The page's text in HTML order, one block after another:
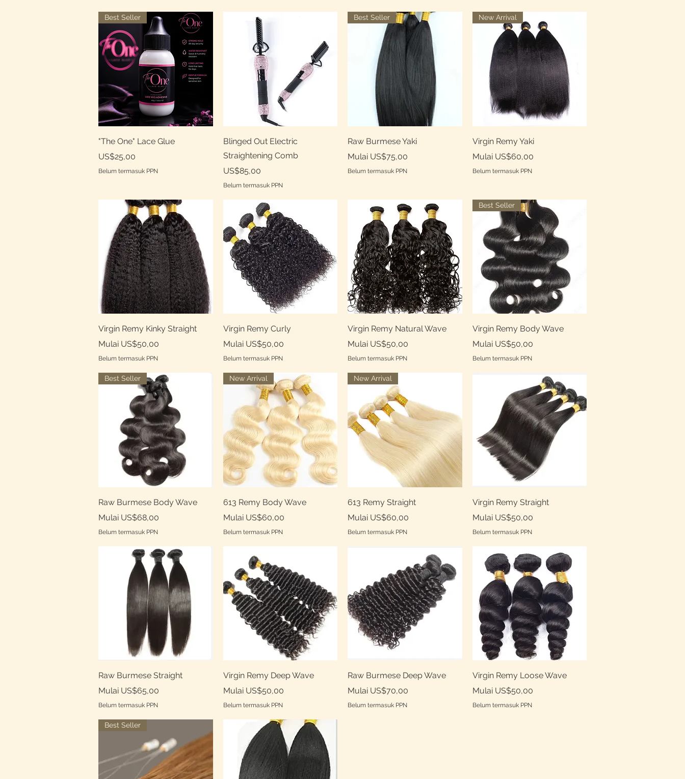
Tampilan Cepat
Best Seller
"The One" Lace Glue
Harga
US$25,00
Belum termasuk PPN
Tampilan Cepat
Blinged Out Electric
Straightening Comb
Harga
US$85,00
Belum termasuk PPN
Tampilan Cepat
Best Seller
Raw Burmese Yaki
Mulai US$75,00
Harga Promosi
Belum termasuk PPN
Tampilan Cepat
New Arrival
Virgin Remy Yaki
Mulai US$60,00
Harga Promosi
Belum termasuk PPN
Tampilan Cepat
Virgin Remy Kinky Straight
Mulai US$50,00
Harga Promosi
Belum termasuk PPN
Tampilan Cepat
Virgin Remy Curly
Mulai US$50,00
Harga Promosi
Belum termasuk PPN
Tampilan Cepat
Virgin Remy Natural Wave
Mulai US$50,00
Harga Promosi
Belum termasuk PPN
Tampilan Cepat
Best Seller
Virgin Remy Body Wave
Mulai US$50,00
Harga Promosi
Belum termasuk PPN
Tampilan Cepat
Best Seller
Raw Burmese Body Wave
Mulai US$68,00
Harga Promosi
Belum termasuk PPN
Tampilan Cepat
New Arrival
613 Remy Body Wave
Mulai US$60,00
Harga Promosi
Belum termasuk PPN
Tampilan Cepat
New Arrival
613 Remy Straight
Mulai US$60,00
Harga Promosi
Belum termasuk PPN
Tampilan Cepat
Virgin Remy Straight
Mulai US$50,00
Harga Promosi
Belum termasuk PPN
Tampilan Cepat
Raw Burmese Straight
Mulai US$65,00
Harga Promosi
Belum termasuk PPN
Tampilan Cepat
Virgin Remy Deep Wave
Mulai US$50,00
Harga Promosi
Belum termasuk PPN
Tampilan Cepat
Raw Burmese Deep Wave
Mulai US$70,00
Harga Promosi
Belum termasuk PPN
Tampilan Cepat
Virgin Remy Loose Wave
Mulai US$50,00
Harga Promosi
Belum termasuk PPN
Best Seller